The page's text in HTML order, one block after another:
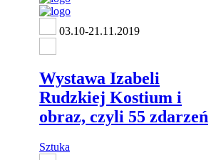
03.10-21.11.2019
Wystawa Izabeli
Rudzkiej Kostium i
obraz, czyli 55 zdarzeń
Sztuka